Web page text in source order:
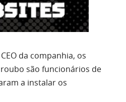
da companhia, os
são funcionários de
a instalar os